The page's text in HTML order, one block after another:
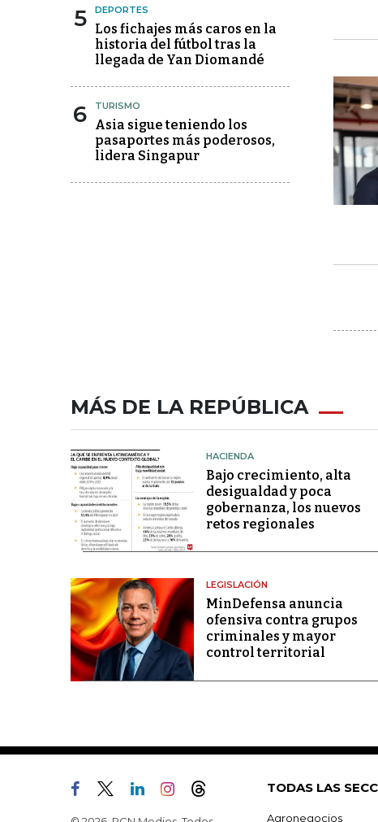
5 DEPORTES
Los fichajes más caros en la
historia del fútbol tras la
llegada de Yan Diomandé
6 TURISMO
Asia sigue teniendo los
pasaportes más poderosos,
lidera Singapur
MÁS DE LA REPÚBLICA
HACIENDA
Bajo crecimiento, alta
desigualdad y poca
gobernanza, los nuevos
retos regionales
LEGISLACIÓN
MinDefensa anuncia
ofensiva contra grupos
criminales y mayor
control territorial
TODAS LAS
Agronegocios